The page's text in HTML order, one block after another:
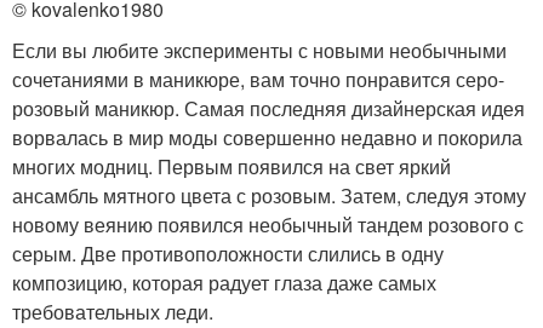
© kovalenko1980
Если вы любите эксперименты с новыми необычными
сочетаниями в маникюре, вам точно понравится серо-
розовый маникюр. Самая последняя дизайнерская идея
ворвалась в мир моды совершенно недавно и покорила
многих модниц. Первым появился на свет яркий
ансамбль мятного цвета с розовым. Затем, следуя этому
новому веянию появился необычный тандем розового с
серым. Две противоположности слились в одну
композицию, которая радует глаза даже самых
требовательных леди.